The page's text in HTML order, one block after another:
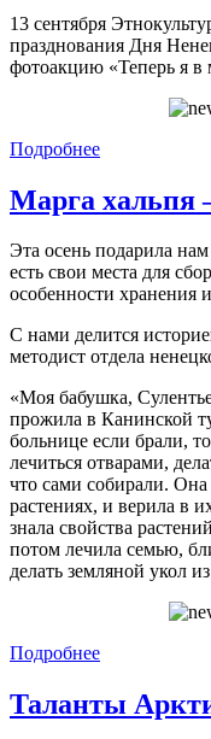
13 сентября
празднования Дня
фотоакцию «Теперь я в
Подробнее
Марга хальпя
Эта осень подарила
есть свои места для
особенности хранения
С нами делится
методист отдела
«Моя бабушка,
прожила в Канинской
больнице если брали,
лечиться отварами,
что сами собирали.
растениях, и верила в
знала свойства
потом лечила семью,
делать земляной укол
Подробнее
Таланты